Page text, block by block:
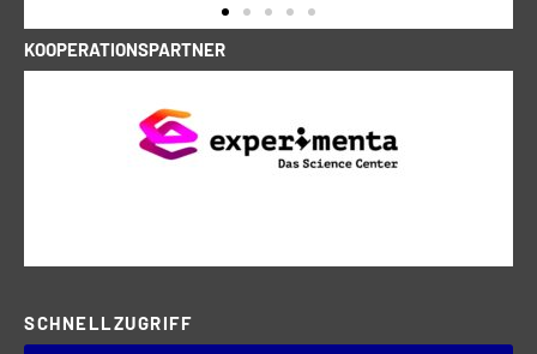
KOOPERATIONSPARTNER
SCHNELLZUGRIFF